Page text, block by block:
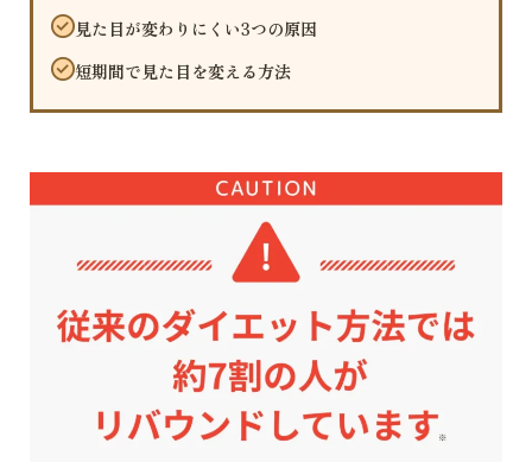
見た目が変わりにくい3つの原因
短期間で見た目を変える方法